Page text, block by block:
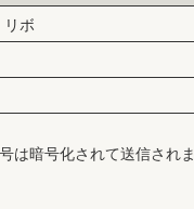
ボ
は暗号化されて送信されま